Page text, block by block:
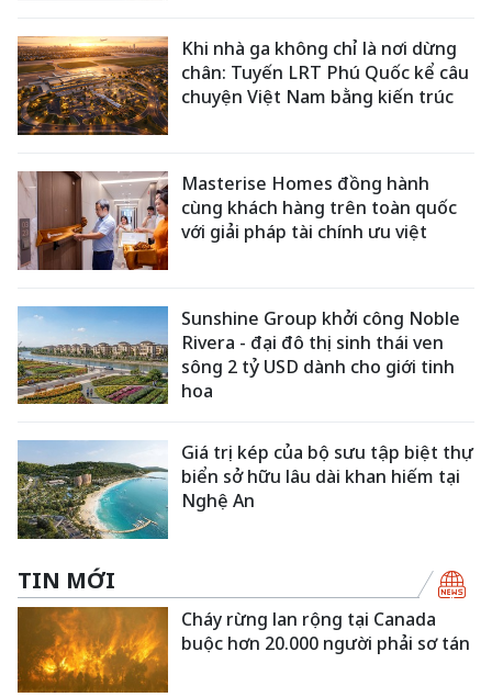
Khi nhà ga không chỉ là nơi dừng
chân: Tuyến LRT Phú Quốc kể câu
chuyện Việt Nam bằng kiến trúc
Masterise Homes đồng hành
cùng khách hàng trên toàn quốc
với giải pháp tài chính ưu việt
Sunshine Group khởi công Noble
Rivera - đại đô thị sinh thái ven
sông 2 tỷ USD dành cho giới tinh
hoa
Giá trị kép của bộ sưu tập biệt thự
biển sở hữu lâu dài khan hiếm tại
Nghệ An
TIN MỚI
Cháy rừng lan rộng tại Canada
buộc hơn 20.000 người phải sơ tán